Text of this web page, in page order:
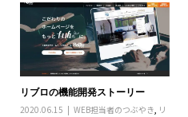
リブロの機能開発ストーリー
2020.06.15 WEB担当者のつぶやき, リ